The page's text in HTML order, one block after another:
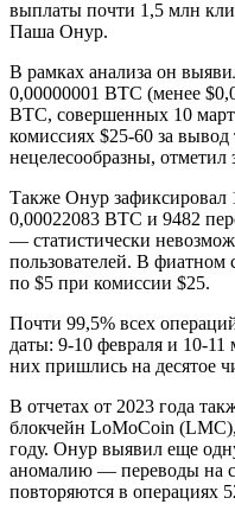
выплаты почти 1,5 млн
Паша Онур.
В рамках анализа он
0,00000001 BTC (менее
BTC, совершенных 10
комиссиях $25-60 за
нецелесообразны, отметил
Также Онур
0,00022083 BTC и 9482
— статистически
пользователей. В
по $5 при комиссии $25.
Почти 99,5% всех
даты: 9-10 февраля и 10-11
них пришлись на десятое
В отчетах от 2023 года
блокчейн LoMoCoin
году. Онур выявил еще
аномалию — переводы на
повторяются в операциях